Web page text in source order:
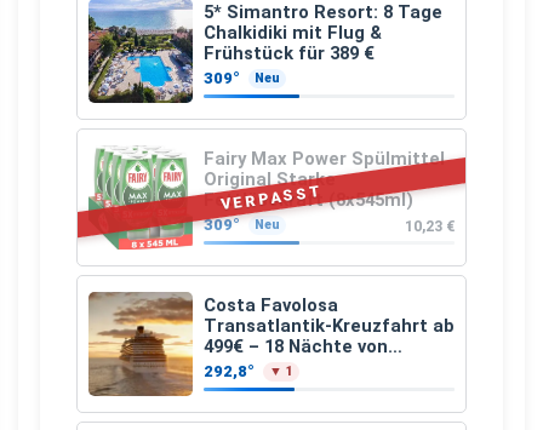
5* Simantro Resort: 8 Tage
Chalkidiki mit Flug &
Frühstück für 389 €
309° Neu
VERPASST
Fairy Max Power Spülmittel
Original Starke
Fettlösekraft (8x545ml)
309° Neu 10,23 €
Costa Favolosa
Transatlantik-Kreuzfahrt ab
499€ – 18 Nächte von
Hamburg nach Guadeloupe
292,8° ▼ 1